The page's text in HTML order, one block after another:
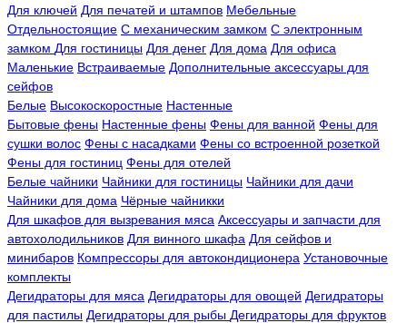
Для ключей Для печатей и штампов Мебельные
Отдельностоящие С механическим замком С электронным
замком Для гостиницы Для денег Для дома Для офиса
Маленькие Встраиваемые Дополнительные аксессуары для
сейфов
Белые Высокоскоростные Настенные
Бытовые фены Настенные фены Фены для ванной Фены для
сушки волос Фены с насадками Фены со встроенной розеткой
Фены для гостиниц Фены для отелей
Белые чайники Чайники для гостиницы Чайники для дачи
Чайники для дома Чёрные чайникки
Для шкафов для вызревания мяса Аксессуары и запчасти для
автохолодильников Для винного шкафа Для сейфов и
минибаров Компрессоры для автокондиционера Установочные
комплекты
Дегидраторы для мяса Дегидраторы для овощей Дегидраторы
для пастилы Дегидраторы для рыбы Дегидраторы для фруктов